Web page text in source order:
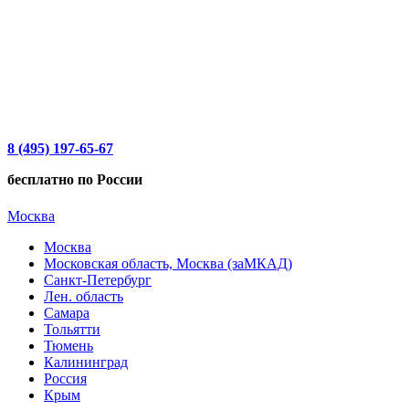
8 (495) 197-65-67
бесплатно по России
Москва
Москва
Московская область, Москва (заМКАД)
Санкт-Петербург
Лен. область
Самара
Тольятти
Тюмень
Калининград
Россия
Крым